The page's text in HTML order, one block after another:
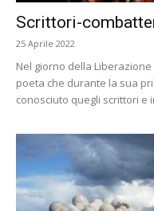
Scrittori-
25 Aprile 2022
Nel giorno della
poeta che durante la sua
conosciuto quegli scrittori e